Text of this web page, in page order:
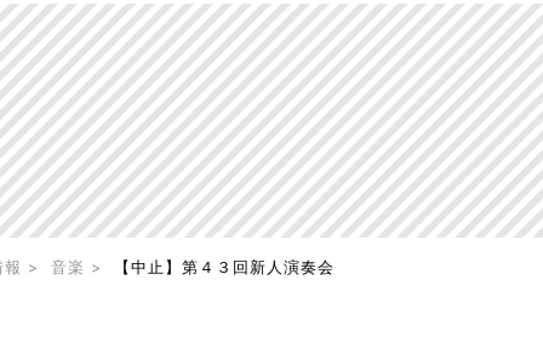
報 音楽 【中止】第４３回新人演奏会